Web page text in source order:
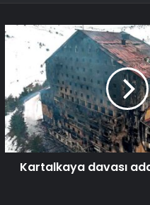
Kartalkaya davası